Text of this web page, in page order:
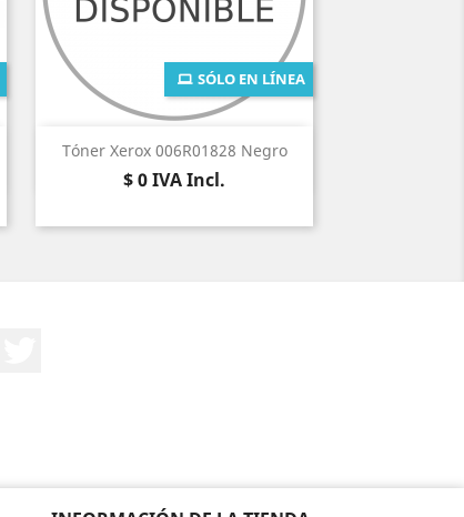
Tóner Xerox 006R01828 Negro
Precio
$ 0IVA Incl.
SÓLO EN LÍNEA
Vista rápida